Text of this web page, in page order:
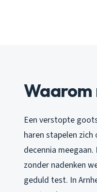
Waarom
Een verstopte
haren stapelen
decennia
zonder nadenken
geduld test. In